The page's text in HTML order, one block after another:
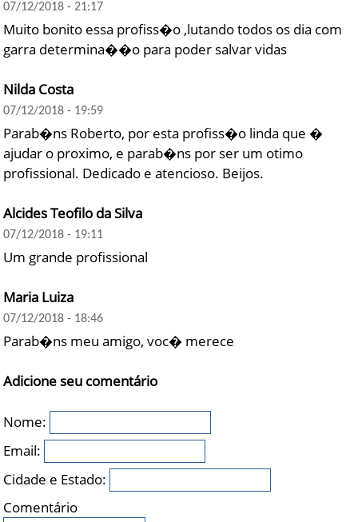
07/12/2018 - 21:17
Muito bonito essa profiss�o ,lutando todos os dia com
garra determina��o para poder salvar vidas
Nilda Costa
07/12/2018 - 19:59
Parab�ns Roberto, por esta profiss�o linda que �
ajudar o proximo, e parab�ns por ser um otimo
profissional. Dedicado e atencioso. Beijos.
Alcides Teofilo da Silva
07/12/2018 - 19:11
Um grande profissional
Maria Luiza
07/12/2018 - 18:46
Parab�ns meu amigo, voc� merece
Adicione seu comentário
Nome:
Email:
Cidade e Estado:
Comentário